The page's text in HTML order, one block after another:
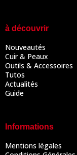
à découvrir
Nouveautés
Cuir & Peaux
Outils & Accessoires
Tutos
Actualités
Guide
Informations
Mentions légales